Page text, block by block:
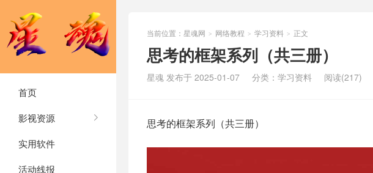
首页
影视资源
实用软件
活动线报
当前位置： 星魂网 > 网络教程 > 学习资料 > 正文
思考的框架系列（共三册）
星魂 发布于 2025-01-07 分类： 学习资料 阅读(217)
思考的框架系列（共三册）